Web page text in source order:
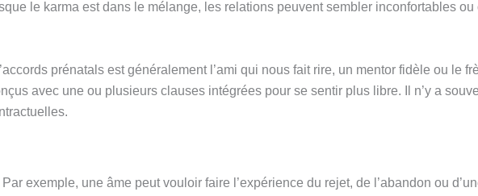
le karma est dans le mélange, les relations peuvent sembler inconfortables ou
prénatals est généralement l’ami qui nous fait rire, un mentor fidèle ou le
avec une ou plusieurs clauses intégrées pour se sentir plus libre. Il n’y a
exemple, une âme peut vouloir faire l’expérience du rejet, de l’abandon ou